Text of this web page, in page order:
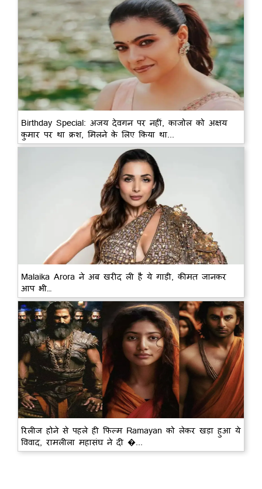
Birthday Special: अजय देवगन पर नहीं, काजोल को अक्षय
कुमार पर था क्रश, मिलने के लिए किया था...
Malaika Arora ने अब खरीद ली है ये गाड़ी, कीमत जानकर
आप भी…
रिलीज होने से पहले ही फिल्म Ramayan को लेकर खड़ा हुआ ये
विवाद, रामलीला महासंघ ने दी �...